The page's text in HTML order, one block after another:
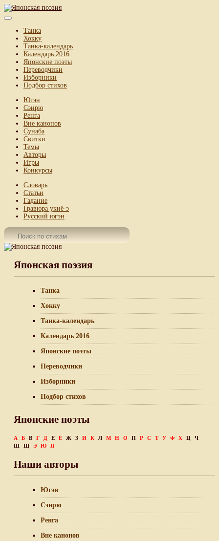
Танка
Хокку
Танка-календарь
Календарь 2016
Японские поэты
Переводчики
Изборники
Подбор стихов
Югэн
Сэнрю
Ренга
Вне канонов
Сунаба
Свитки
Темы
Авторы
Игры
Конкурсы
Словарь
Статьи
Гадание
Гравюра укиё-э
Русский югэн
Японская поэзия
Танка
Хокку
Танка-календарь
Календарь 2016
Японские поэты
Переводчики
Изборники
Подбор стихов
Японские поэты
А Б В Г Д Е Ё Ж З И К Л М Н О П Р С Т У Ф Х Ц
Ч
Ш
Щ Э Ю Я
Наши авторы
Югэн
Сэнрю
Ренга
Вне канонов